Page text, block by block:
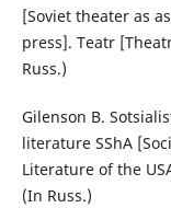
[Soviet theater as
press]. Teatr
Russ.)
Gilenson B.
literature SShA
Literature of the
(In Russ.)